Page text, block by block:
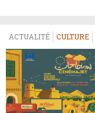
ACTUALITÉ CULTURE